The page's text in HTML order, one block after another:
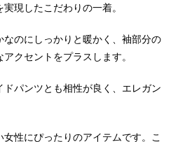
現したこだわりの一着。
のにしっかりと暖かく、袖部分の
クセントをプラスします。
パンツとも相性が良く、エレガン
性にぴったりのアイテムです。こ